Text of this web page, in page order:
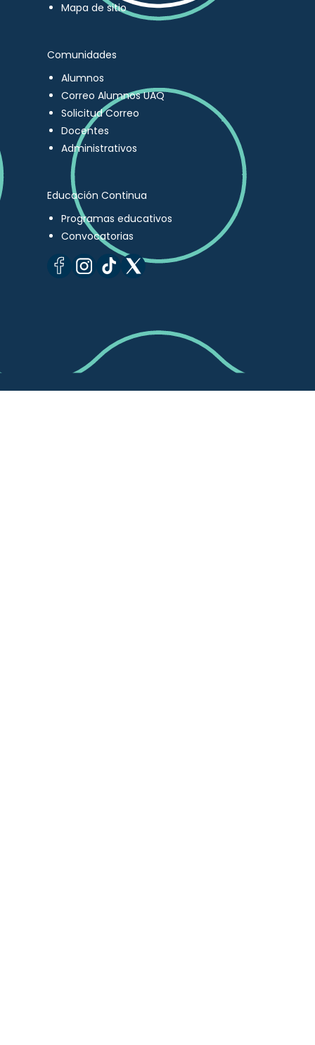
Mapa de sitio
Comunidades
Alumnos
Correo Alumnos UAQ
Solicitud Correo
Docentes
Administrativos
Educación Continua
Programas educativos
Convocatorias